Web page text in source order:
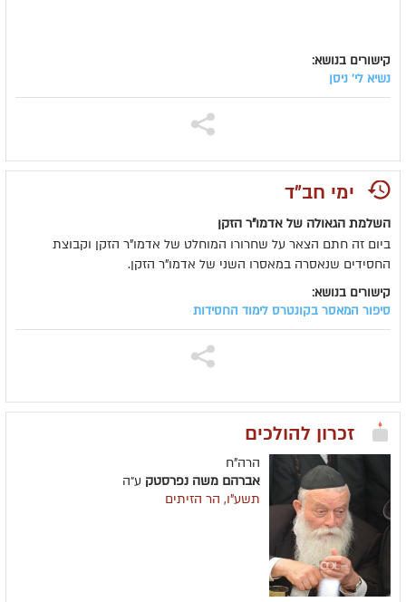
קישורים בנושא:
נשיא לי' ניסן
ימי חב"ד
השלמת הגאולה של אדמו"ר הזקן
ביום זה חתם הצאר על שחרורו המוחלט של אדמו"ר הזקן וקבוצת
החסידים שנאסרה במאסרו השני של אדמו"ר הזקן.
קישורים בנושא:
סיפור המאסר בקונטרס לימוד החסידות
זכרון להולכים
הרה"ח
אברהם משה נפרסטק ע״ה
תשע"ו, הר הזיתים